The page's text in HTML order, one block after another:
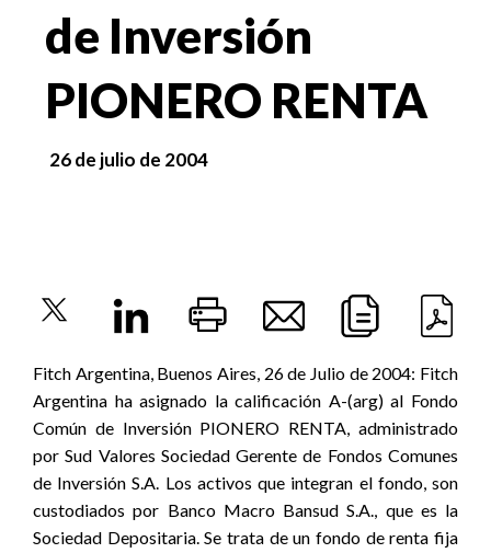
de Inversión
PIONERO RENTA
26 de julio de 2004
Fitch Argentina, Buenos Aires, 26 de Julio de 2004: Fitch
Argentina ha asignado la calificación A-(arg) al Fondo
Común de Inversión PIONERO RENTA, administrado
por Sud Valores Sociedad Gerente de Fondos Comunes
de Inversión S.A. Los activos que integran el fondo, son
custodiados por Banco Macro Bansud S.A., que es la
Sociedad Depositaria. Se trata de un fondo de renta fija